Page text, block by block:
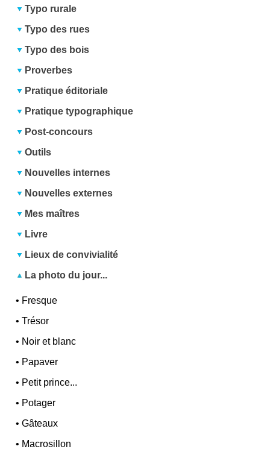
Typo rurale
Typo des rues
Typo des bois
Proverbes
Pratique éditoriale
Pratique typographique
Post-concours
Outils
Nouvelles internes
Nouvelles externes
Mes maîtres
Livre
Lieux de convivialité
La photo du jour...
• Fresque
•Trésor
• Noir et blanc
• Papaver
• Petit prince...
• Potager
•Gâteaux
• Macrosillon